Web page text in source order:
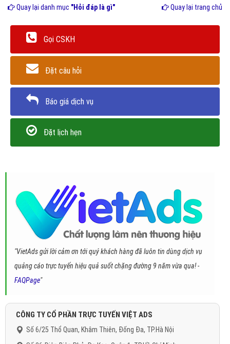
Quay lại danh mục "Hỏi đáp là gì" Quay lại trang chủ
Gọi CSKH
Đặt câu hỏi
Báo giá dịch vụ
Đặt lịch hẹn
"VietAds gửi lời cảm ơn tới quý khách hàng đã luôn tin dùng dịch vụ
quảng cáo trực tuyến hiệu quả suốt chặng đường 9 năm vừa qua! -
FAQPage"
CÔNG TY CỔ PHẦN TRỰC TUYẾN VIỆT ADS
Số 6/25 Thổ Quan, Khâm Thiên, Đống Đa, TP.Hà Nội